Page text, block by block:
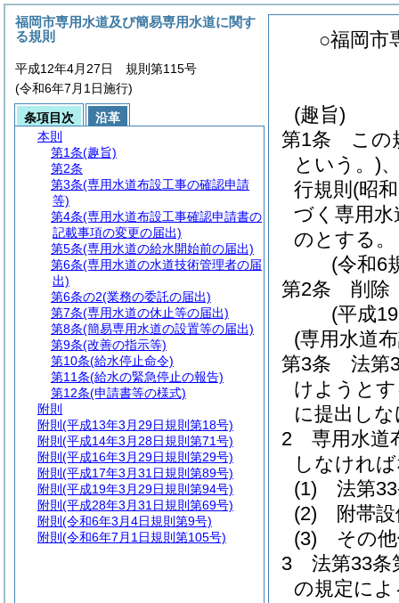
○福岡市
(趣旨)
第1条
この
という。)
行規則 (昭
づく専用
のとする。
(令和6
第2条
削除
(平成
(専用水道
第3条
法第
けようと
に提出し
2
専用水道
しなけれ
(1)
法第
(2)
附帯
(3)
その
3
法第33条
の規定に
福岡市専用水道及び簡易専用水道に関す
る規則
平成12年4月27日 規則第115号
(令和6年7月1日施行)
条項目次
沿革
本則
第1条(趣旨)
第2条
第3条(専用水道布設工事の確認申請
等)
第4条(専用水道布設工事確認申請書の
記載事項の変更の届出)
第5条(専用水道の給水開始前の届出)
第6条(専用水道の水道技術管理者の届
出)
第6条の2(業務の委託の届出)
第7条(専用水道の休止等の届出)
第8条(簡易専用水道の設置等の届出)
第9条(改善の指示等)
第10条(給水停止命令)
第11条(給水の緊急停止の報告)
第12条(申請書等の様式)
附則
附則 (平成13年3月29日規則第18号)
附則 (平成14年3月28日規則第71号)
附則 (平成16年3月29日規則第29号)
附則 (平成17年3月31日規則第89号)
附則 (平成19年3月29日規則第94号)
附則 (平成28年3月31日規則第69号)
附則 (令和6年3月4日規則第9号)
附則 (令和6年7月1日規則第105号)